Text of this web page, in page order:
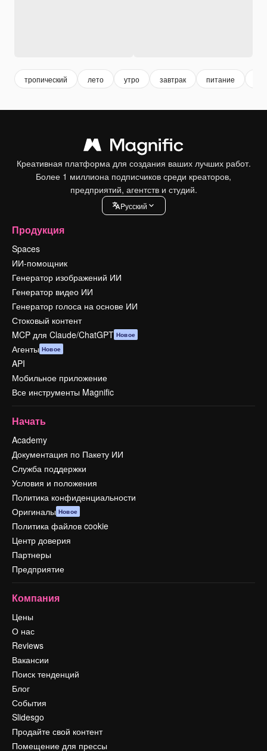
тропический лето утро завтрак питание
Креативная платформа для создания ваших лучших работ.
Более 1 миллиона подписчиков среди креаторов,
предприятий, агентств и студий.
Pусский
Продукция
Spaces
ИИ-помощник
Генератор изображений ИИ
Генератор видео ИИ
Генератор голоса на основе ИИ
Стоковый контент
MCP для Claude/ChatGPT Новое
Агенты Новое
API
Мобильное приложение
Все инструменты Magnific
Начать
Academy
Документация по Пакету ИИ
Служба поддержки
Условия и положения
Политика конфиденциальности
Оригиналы Новое
Политика файлов cookie
Центр доверия
Партнеры
Предприятие
Компания
Цены
О нас
Reviews
Вакансии
Поиск тенденций
Блог
События
Slidesgo
Продайте свой контент
Помещение для прессы